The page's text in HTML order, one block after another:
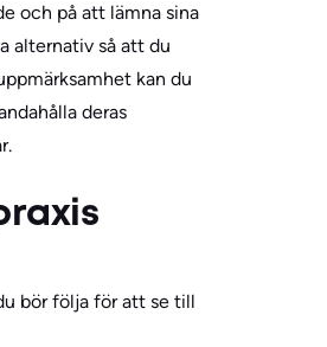
och på att lämna sina
alternativ så att du
kan du
deras
bör följa för att se till